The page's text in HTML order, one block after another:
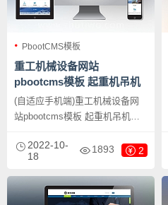
PbootCMS模板
重工机械设备网站
pbootcms模板 起重机吊机
机械设备通用网站源码下载
(自适应手机端)重工机械设备网
站pbootcms模板 起重机吊机机
PbootCMS内核开发的网站模
板，该模板适用于机械设备网
站、重工企业网站等企业，当然
其他行业也可以做，只需要把文
2022-10-
18
1893 2